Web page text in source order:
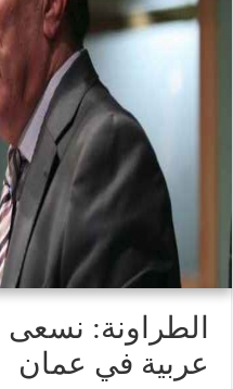
الطراونة: نسعى
عربية في عمان